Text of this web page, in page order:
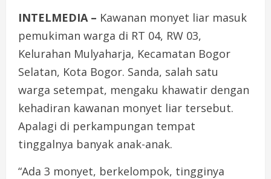
INTELMEDIA – Kawanan monyet liar masuk
pemukiman warga di RT 04, RW 03,
Kelurahan Mulyaharja, Kecamatan Bogor
Selatan, Kota Bogor. Sanda, salah satu
warga setempat, mengaku khawatir dengan
kehadiran kawanan monyet liar tersebut.
Apalagi di perkampungan tempat
tinggalnya banyak anak-anak.
“Ada 3 monyet, berkelompok, tingginya